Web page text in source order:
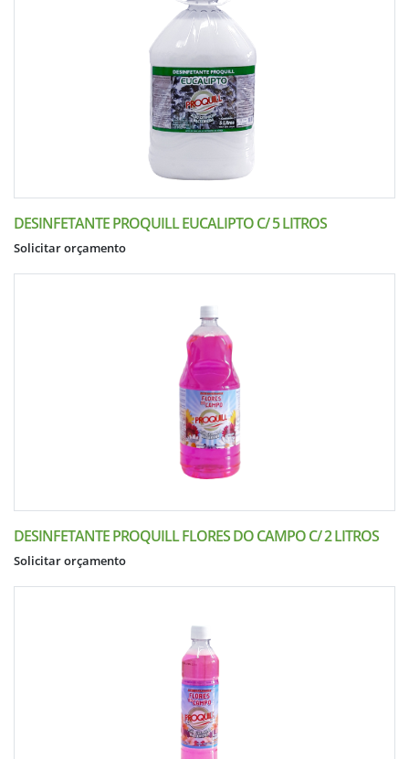
DESINFETANTE PROQUILL EUCALIPTO C/ 5 LITROS
Solicitar orçamento
DESINFETANTE PROQUILL FLORES DO CAMPO C/ 2 LITROS
Solicitar orçamento